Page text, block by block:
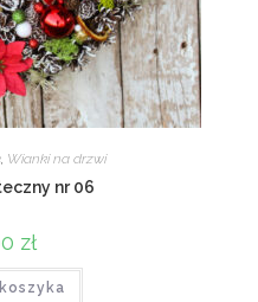
, Wianki na drzwi
nr 06
zł